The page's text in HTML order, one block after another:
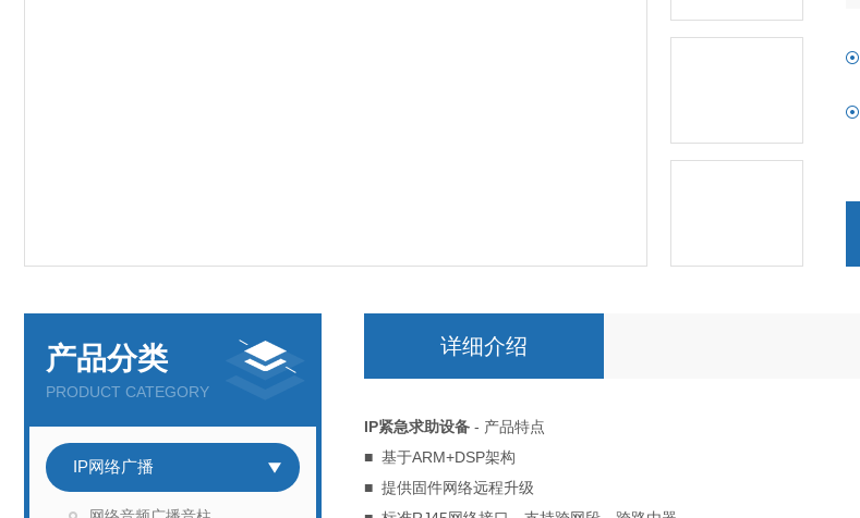
产品分类
PRODUCT CATEGORY
IP网络广播
详细介绍
IP紧急求助设备 - 产品特点
■ 基于ARM+DSP架构
■ 提供固件网络远程升级